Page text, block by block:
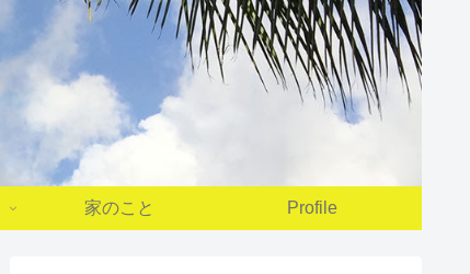
家のこと Profile